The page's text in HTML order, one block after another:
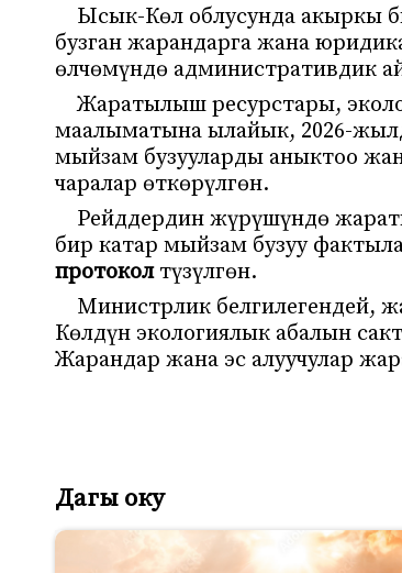
Ысык-Көл облусунда акыркы
бузган жарандарга жана
өлчөмүндө административдик
Жаратылыш ресурстары,
маалыматына ылайык, 2026-
мыйзам бузууларды аныктоо
чаралар өткөрүлгөн.
Рейддердин жүрүшүндө
бир катар мыйзам бузуу
протоколтүзүлгөн.
Министрлик белгилегендей,
Көлдүн экологиялык абалын
Жарандар жана эс алуучулар
Дагы оку